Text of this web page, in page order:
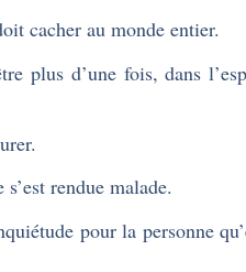
cacher au monde entier.
plus d’une fois, dans
rendue malade.
pour la personne